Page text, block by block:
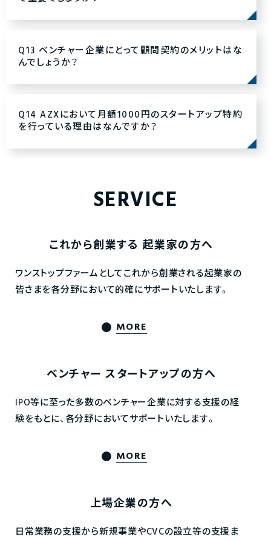
Q13 ベンチャー企業にとって顧問契約のメリットはな
んでしょうか？
Q14 AZXにおいて月額1000円のスタートアップ特約
を行っている理由はなんですか？
SERVICE
これから創業する 起業家の方へ
ワンストップファームとしてこれから創業される起業家の
皆さまを各分野において的確にサポートいたします。
MORE
ベンチャー スタートアップの方へ
IPO等に至った多数のベンチャー企業に対する支援の経
験をもとに、各分野においてサポートいたします。
MORE
上場企業の方へ
日常業務の支援から新規事業やCVCの設立等の支援ま